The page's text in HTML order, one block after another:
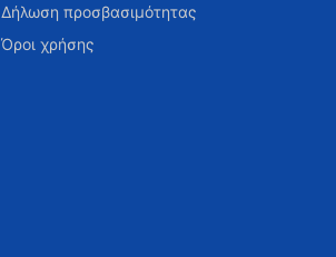
Δήλωση προσβασιμότητας
Όροι χρήσης